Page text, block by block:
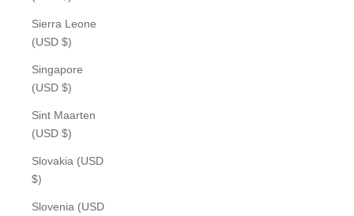
Sierra Leone
(USD $)
Singapore
(USD $)
Sint Maarten
(USD $)
Slovakia (USD
$)
Slovenia (USD